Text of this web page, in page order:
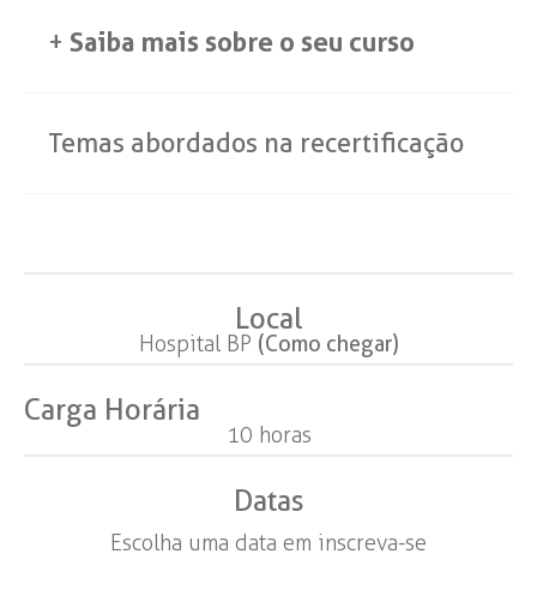
+ Saiba mais sobre o seu curso
Temas abordados na recertificação
Local
Hospital BP (Como chegar)
Carga Horária
10 horas
Datas
Escolha uma data em inscreva-se